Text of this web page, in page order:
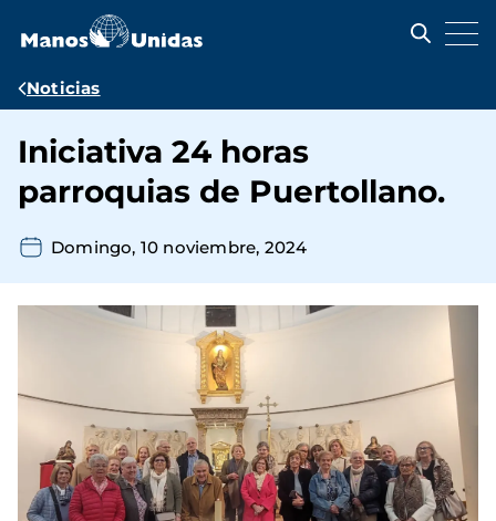
contenido
Ruta
navegación
Noticias
Iniciativa 24 horas
parroquias de Puertollano.
Domingo, 10 noviembre, 2024